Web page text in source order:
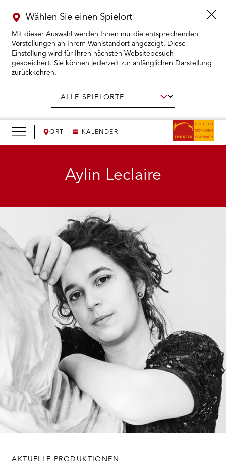
ORT KALENDER
Wählen Sie einen Spielort
Mit dieser Auswahl werden Ihnen nur die entsprechenden
Vorstellungen an Ihrem Wahlstandort angezeigt. Diese
Einstellung wird für Ihren nächsten Websitebesuch
gespeichert. Sie können jederzeit zur anfänglichen Darstellung
zurückkehren.
KARTENKAUF ÖFFNEN
WIR ÖFFNEN
THEATERPÄDAGOGIK ÖFFNEN
BESUCH ÖFFNEN
Aylin Leclaire
AKTUELLE PRODUKTIONEN